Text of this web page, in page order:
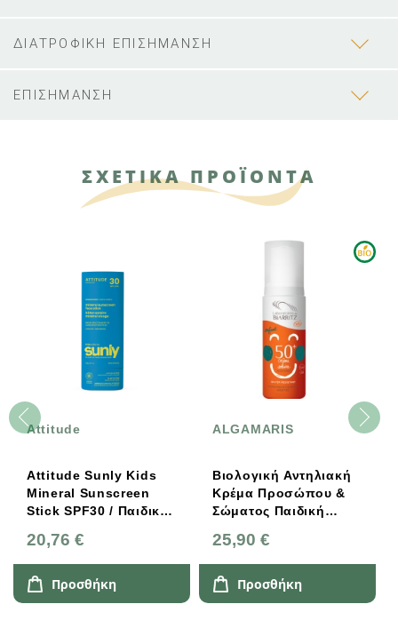
ΔΙΑΤΡΟΦΙΚΗ ΕΠΙΣΗΜΑΝΣΗ
ΕΠΙΣΗΜΑΝΣΗ
ΣΧΕΤΙΚΑ ΠΡΟΪΟΝΤΑ
Attitude
Attitude Sunly Kids
Mineral Sunscreen
Stick SPF30 / Παιδικό
Άρωμα) 60g
20,76 €
Προσθήκη
ALGAMARIS
Βιολογική Αντηλιακή
Κρέμα Προσώπου &
Σώματος Παιδική
Algamaris,
Laboratoires De
Biarritz
25,90 €
Προσθήκη